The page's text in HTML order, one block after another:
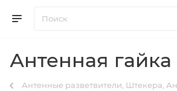
Антенная гайка
Антенные разветвители, Штекера,